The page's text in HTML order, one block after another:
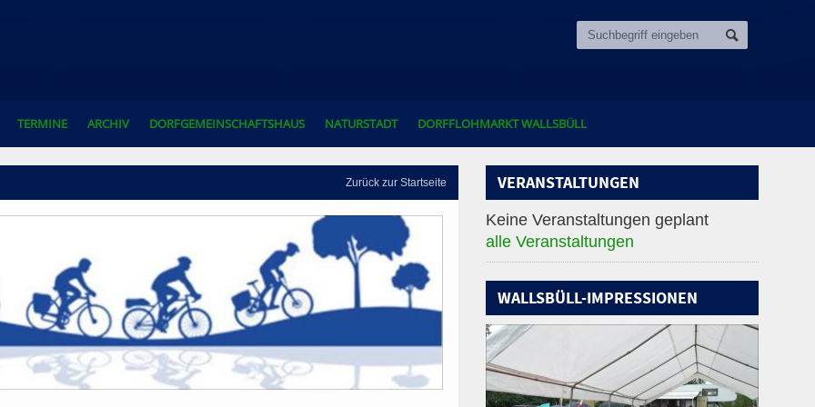
TERMINE ARCHIV DORFGEMEINSCHAFTSHAUS NATURSTADT DORFFLOHMARKT WALLSBÜLL
Zurück zur Startseite VERANSTALTUNGEN
Keine Veranstaltungen geplant
alle Veranstaltungen
WALLSBÜLL-IMPRESSIONEN